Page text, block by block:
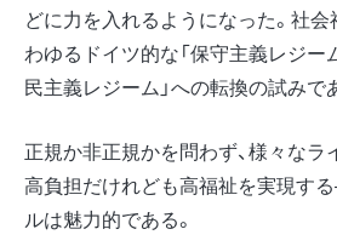
どに力を入れるようになった。社会
わゆるドイツ的な「保守主義レジー
民主義レジーム」への転換の試みで
正規か非正規かを問わず、様々なラ
高負担だけれども高福祉を実現す
ルは魅力的である。